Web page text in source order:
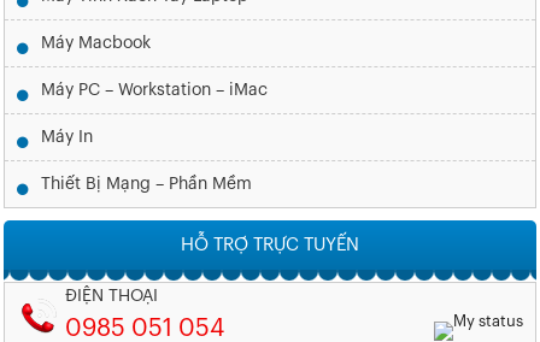
Máy Macbook
Máy PC – Workstation – iMac
Máy In
Thiết Bị Mạng – Phần Mềm
HỖ TRỢ TRỰC TUYẾN
ĐIỆN THOẠI
0985 051 054